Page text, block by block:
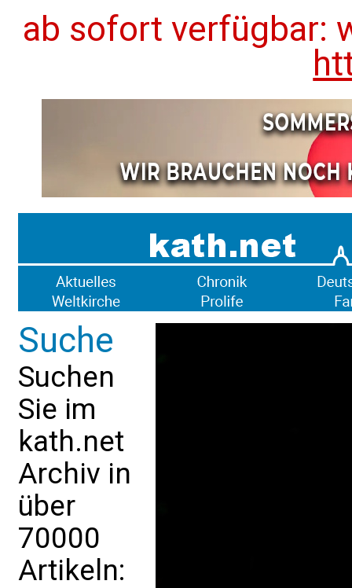
ab sofort verfügbar:
Suche
Suchen
Sie im
kath.net
Archiv in
über
70000
Artikeln: